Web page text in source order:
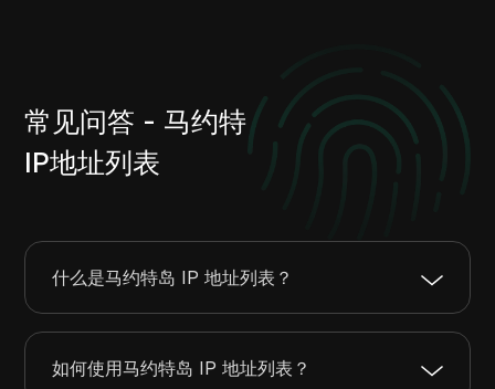
常见问答 - 马约特
IP地址列表
什么是马约特岛 IP 地址列表？
如何使用马约特岛 IP 地址列表？